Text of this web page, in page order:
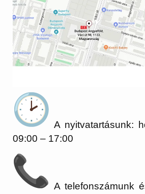
A nyitvatartásunk:
09:00 – 17:00
A telefonszámunk